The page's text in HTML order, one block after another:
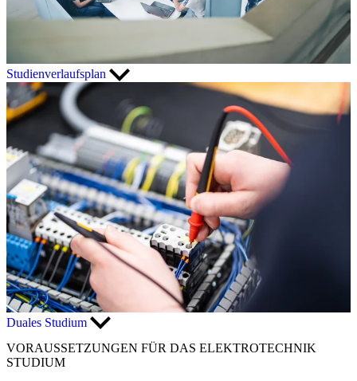
Studienverlaufsplan
Duales Studium
VORAUSSETZUNGEN FÜR DAS ELEKTROTECHNIK
STUDIUM